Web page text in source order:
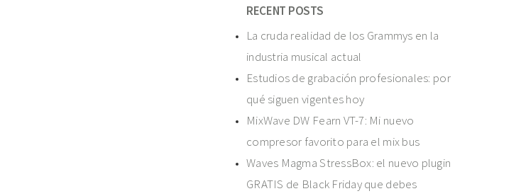
RECENT POSTS
La cruda realidad de los Grammys en la
industria musical actual
Estudios de grabación profesionales: por
qué siguen vigentes hoy
MixWave DW Fearn VT-7: Mi nuevo
compresor favorito para el mix bus
Waves Magma StressBox: el nuevo plugin
GRATIS de Black Friday que debes